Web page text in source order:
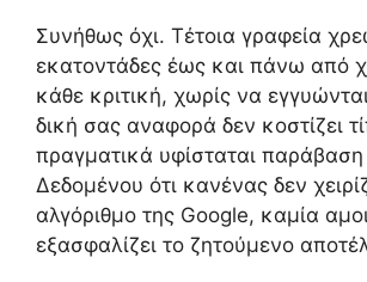
Συνήθως όχι. Τέτοια γραφεία
εκατοντάδες έως και πάνω από
κάθε κριτική, χωρίς να
δική σας αναφορά δεν κοστίζει
πραγματικά υφίσταται
Δεδομένου ότι κανένας δεν
αλγόριθμο της Google, καμία
εξασφαλίζει το ζητούμενο